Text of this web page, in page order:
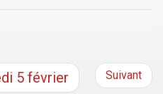
5 février Suivant